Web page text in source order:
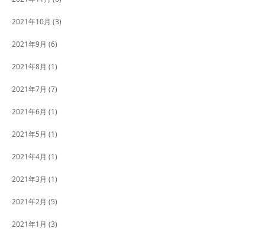
2021年10月 (3)
2021年9月 (6)
2021年8月 (1)
2021年7月 (7)
2021年6月 (1)
2021年5月 (1)
2021年4月 (1)
2021年3月 (1)
2021年2月 (5)
2021年1月 (3)